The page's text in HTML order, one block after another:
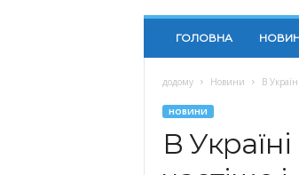
ГОЛОВНА
додому Новини В
НОВИНИ
В